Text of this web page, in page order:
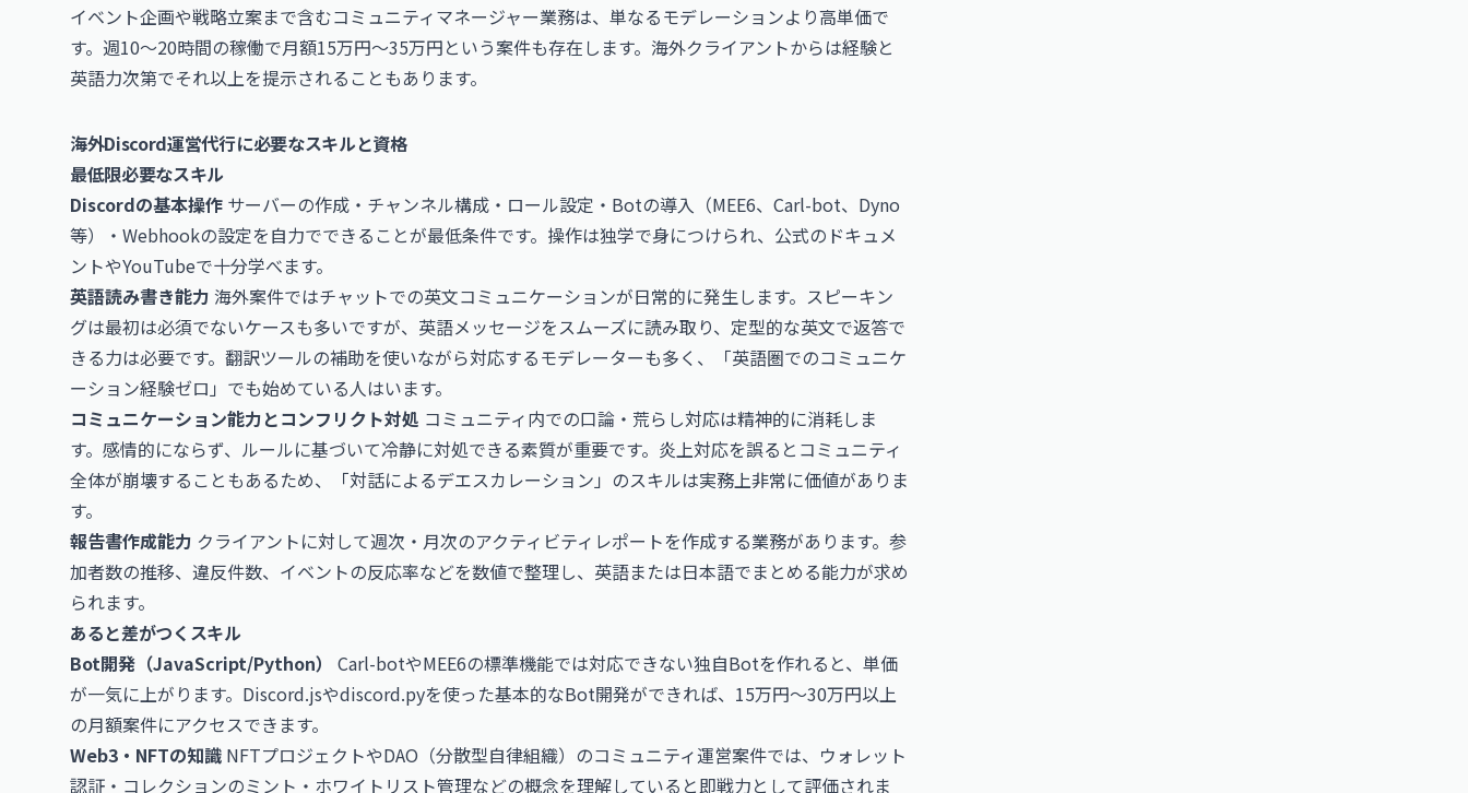
イベント企画や戦略立案まで含むコミュニティマネージャー業務は、単なるモデレーションより高単価で
す。週10〜20時間の稼働で月額15万円〜35万円という案件も存在します。海外クライアントからは経験と
英語力次第でそれ以上を提示されることもあります。
海外Discord運営代行に必要なスキルと資格
最低限必要なスキル
Discordの基本操作 サーバーの作成・チャンネル構成・ロール設定・Botの導入（MEE6、Carl-bot、Dyno
等）・Webhookの設定を自力でできることが最低条件です。操作は独学で身につけられ、公式のドキュメ
ントやYouTubeで十分学べます。
英語読み書き能力 海外案件ではチャットでの英文コミュニケーションが日常的に発生します。スピーキン
グは最初は必須でないケースも多いですが、英語メッセージをスムーズに読み取り、定型的な英文で返答で
きる力は必要です。翻訳ツールの補助を使いながら対応するモデレーターも多く、「英語圏でのコミュニケ
ーション経験ゼロ」でも始めている人はいます。
コミュニケーション能力とコンフリクト対処 コミュニティ内での口論・荒らし対応は精神的に消耗しま
す。感情的にならず、ルールに基づいて冷静に対処できる素質が重要です。炎上対応を誤るとコミュニティ
全体が崩壊することもあるため、「対話によるデエスカレーション」のスキルは実務上非常に価値がありま
す。
報告書作成能力 クライアントに対して週次・月次のアクティビティレポートを作成する業務があります。参
加者数の推移、違反件数、イベントの反応率などを数値で整理し、英語または日本語でまとめる能力が求め
られます。
あると差がつくスキル
Bot開発（JavaScript/Python）
Carl-botやMEE6の標準機能では対応できない独自Botを作れると、単価
が一気に上がります。Discord.jsやdiscord.pyを使った基本的なBot開発ができれば、15万円〜30万円以上
の月額案件にアクセスできます。
Web3・NFTの知識 NFTプロジェクトやDAO（分散型自律組織）のコミュニティ運営案件では、ウォレット
認証・コレクションのミント・ホワイトリスト管理などの概念を理解していると即戦力として評価されま